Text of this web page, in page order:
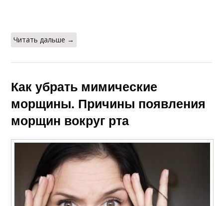
Читать дальше →
Как убрать мимические
морщины. Причины появления
морщин вокруг рта